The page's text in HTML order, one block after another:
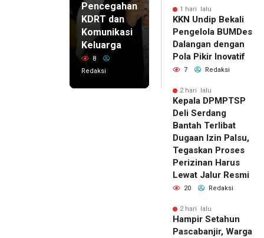
Pencegahan
KDRT dan
Komunikasi
Keluarga
8
Redaksi
1 hari lalu
KKN Undip Bekali
Pengelola BUMDes
Dalangan dengan
Pola Pikir Inovatif
7 Redaksi
2 hari lalu
Kepala DPMPTSP
Deli Serdang
Bantah Terlibat
Dugaan Izin Palsu,
Tegaskan Proses
Perizinan Harus
Lewat Jalur Resmi
20 Redaksi
2 hari lalu
Hampir Setahun
Pascabanjir, Warga